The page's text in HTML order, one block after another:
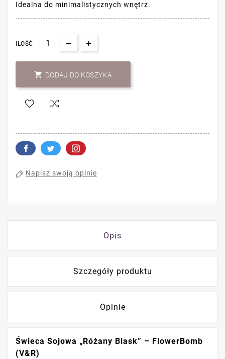
Idealna do minimalistycznych wnętrz.
ILOŚĆ
 DODAJ DO KOSZYKA
Napisz swoją opinię
Opis
Szczegóły produktu
Opinie
Świeca Sojowa „Różany Blask” – FlowerBomb
(V&R)